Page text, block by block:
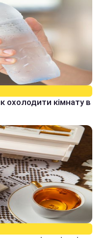
охолодити кімнату в